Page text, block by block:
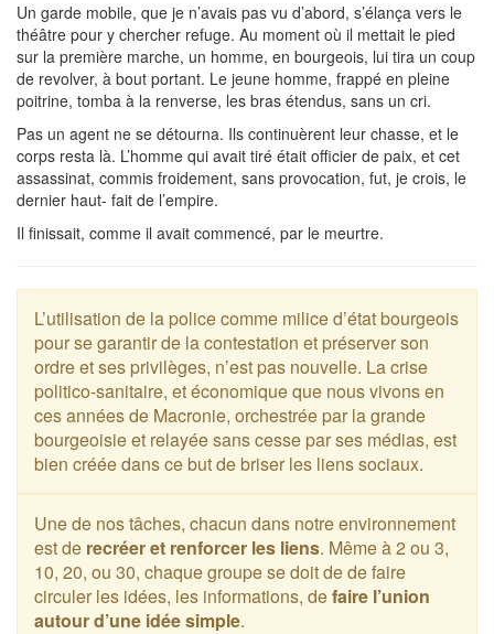
Un garde mobile, que je n’avais pas vu d’abord, s’élança vers le
théâtre pour y chercher refuge. Au moment où il mettait le pied
sur la première marche, un homme, en bourgeois, lui tira un coup
de revolver, à bout portant. Le jeune homme, frappé en pleine
poitrine, tomba à la renverse, les bras étendus, sans un cri.
Pas un agent ne se détourna. Ils continuèrent leur chasse, et le
corps resta là. L’homme qui avait tiré était officier de paix, et cet
assassinat, commis froidement, sans provocation, fut, je crois, le
dernier haut- fait de l’empire.
Il finissait, comme il avait commencé, par le meurtre.
L’utilisation de la police comme milice d’état bourgeois
pour se garantir de la contestation et préserver son
ordre et ses privilèges, n’est pas nouvelle. La crise
politico-sanitaire, et économique que nous vivons en
ces années de Macronie, orchestrée par la grande
bourgeoisie et relayée sans cesse par ses médias, est
bien créée dans ce but de briser les liens sociaux.
Une de nos tâches, chacun dans notre environnement
est de recréer et renforcer les liens. Même à 2 ou 3,
10, 20, ou 30, chaque groupe se doit de de faire
circuler les idées, les informations, defaire l’union
autour d’une idée simple.